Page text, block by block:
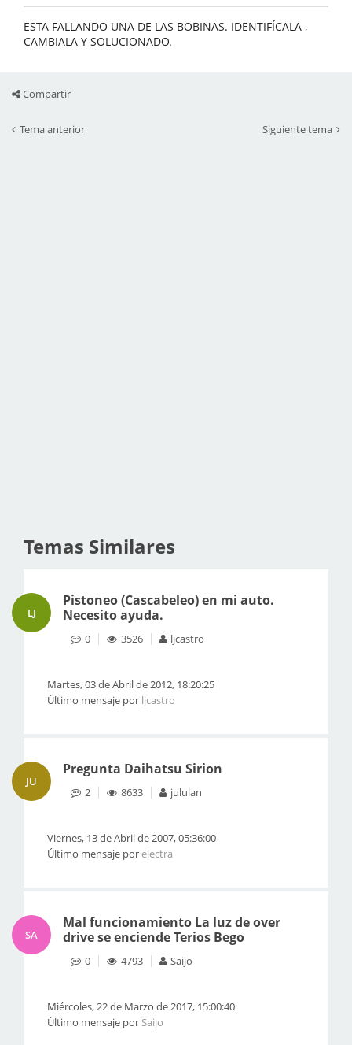
ESTA FALLANDO UNA DE LAS BOBINAS. IDENTIFÍCALA ,
CAMBIALA Y SOLUCIONADO.
Compartir
Tema anterior Siguiente tema
Temas Similares
LJ
Pistoneo (Cascabeleo) en mi auto.
Necesito ayuda.
0 3526 ljcastro
Martes, 03 de Abril de 2012, 18:20:25
Último mensaje por ljcastro
JU
Pregunta Daihatsu Sirion
2 8633 jululan
Viernes, 13 de Abril de 2007, 05:36:00
Último mensaje porelectra
SA
Mal funcionamiento La luz de over
drive se enciende Terios Bego
0 4793 Saijo
Miércoles, 22 de Marzo de 2017, 15:00:40
Último mensaje por Saijo